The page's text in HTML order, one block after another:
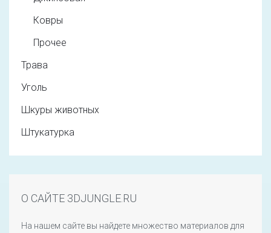
Ковры
Прочее
Трава
Уголь
Шкуры животных
Штукатурка
О САЙТЕ 3DJUNGLE.RU
На нашем сайте вы найдете множество материалов для